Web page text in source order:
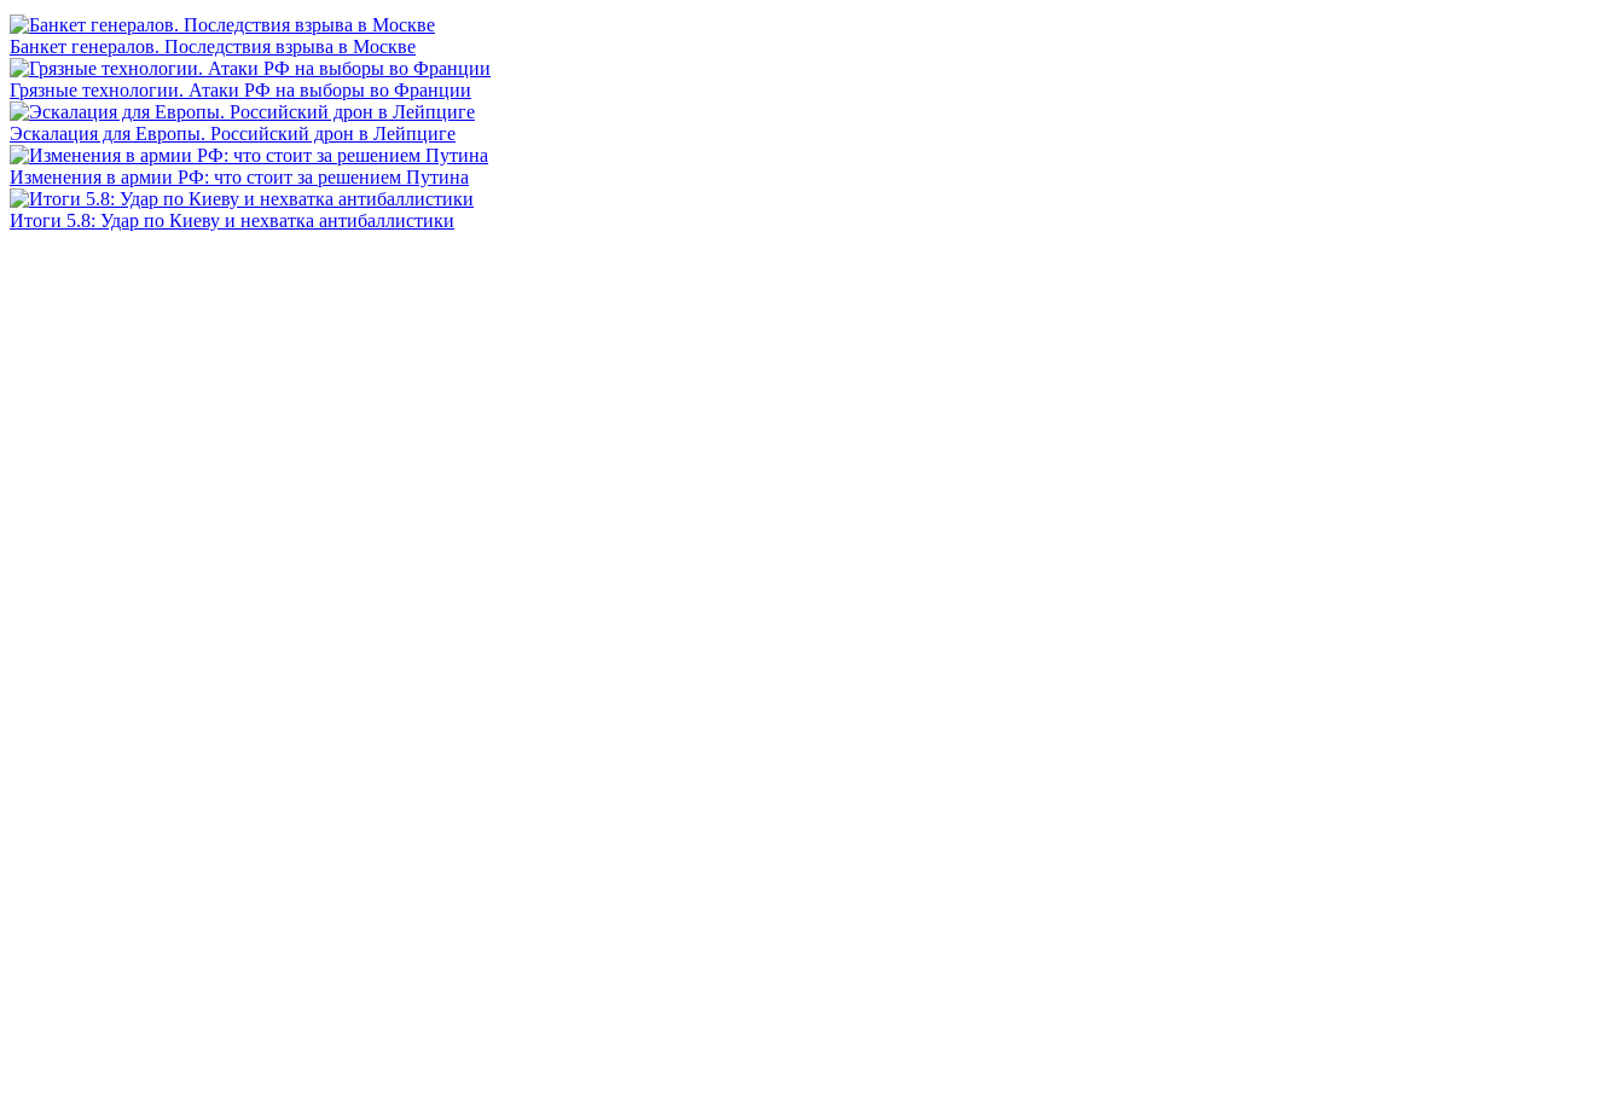
Банкет генералов. Последствия взрыва в Москве
Грязные технологии. Атаки РФ на выборы во Франции
Эскалация для Европы. Российский дрон в Лейпциге
Изменения в армии РФ: что стоит за решением Путина
Итоги 5.8: Удар по Киеву и нехватка антибаллистики